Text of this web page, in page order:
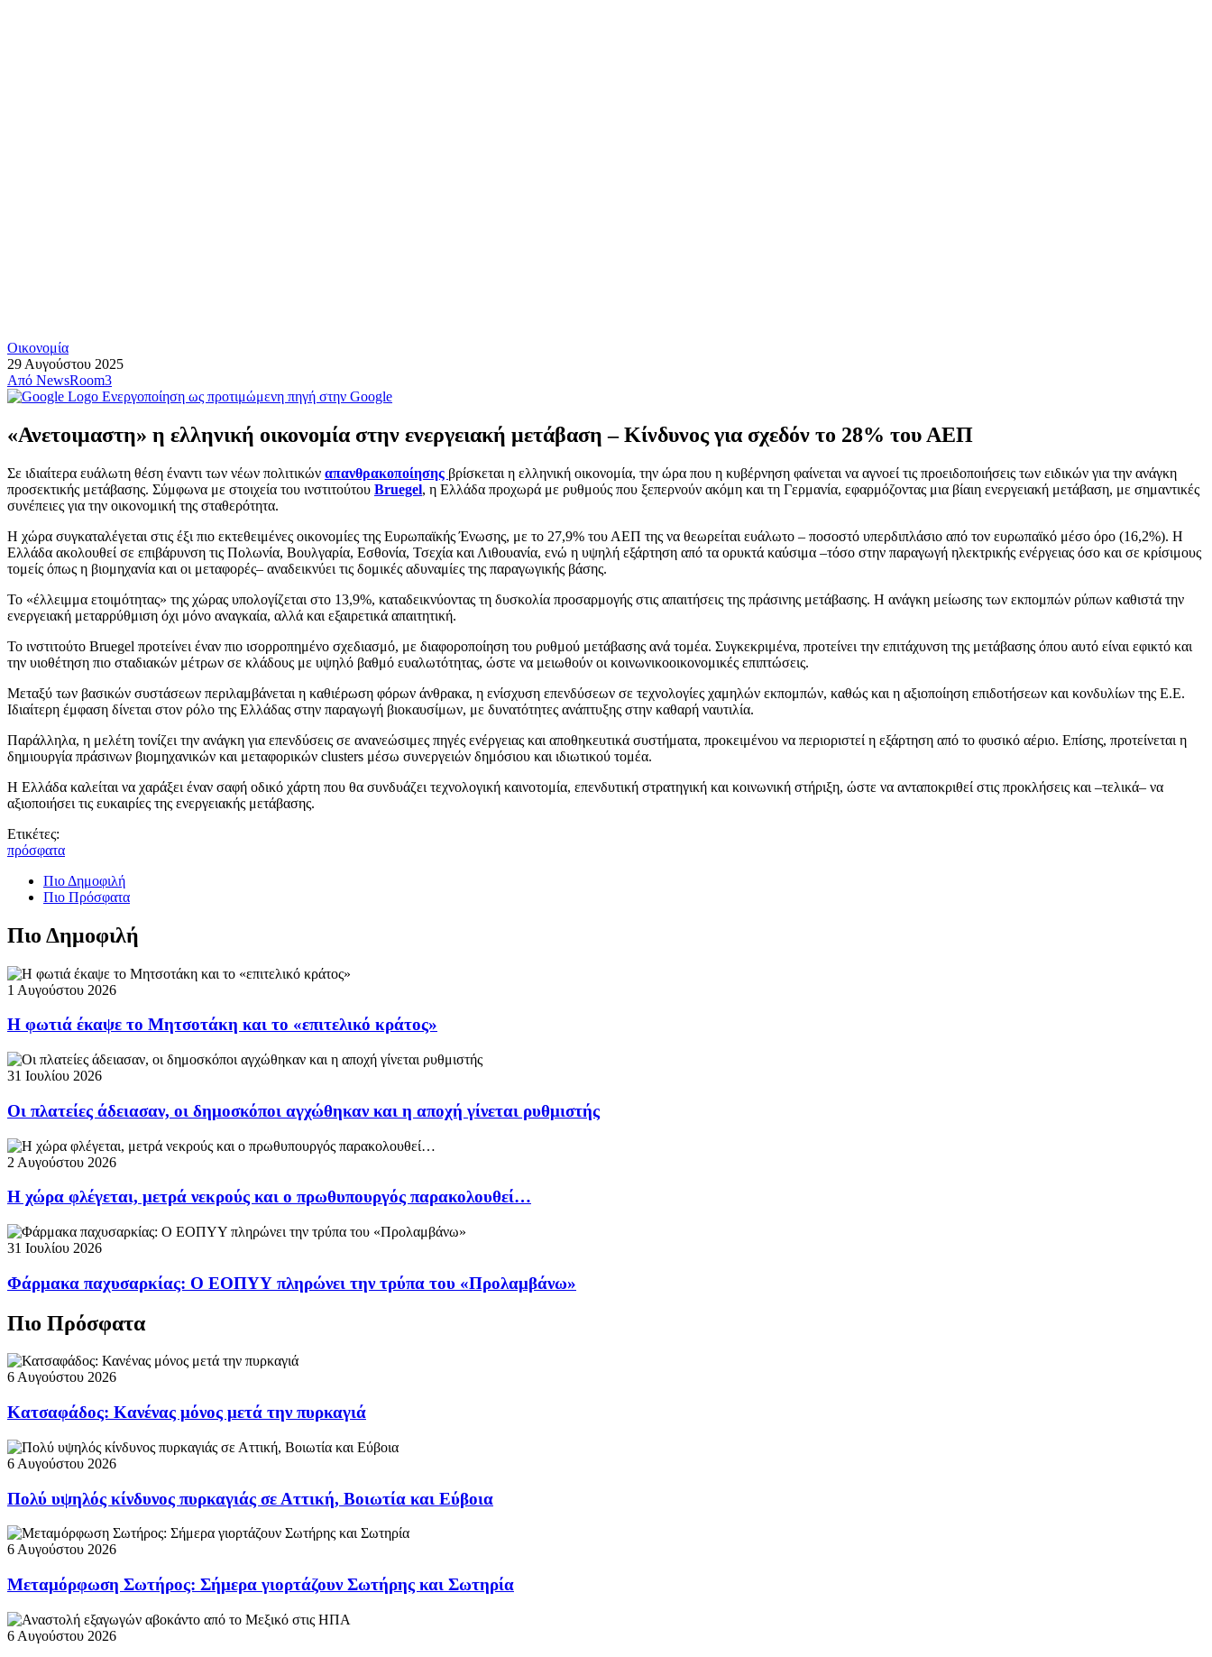
Οικονομία
29 Αυγούστου 2025
Από NewsRoom3
Ενεργοποίηση ως προτιμώμενη πηγή στην Google
«Ανετοιμαστη» η ελληνική οικονομία στην ενεργειακή μετάβαση – Κίνδυνος για σχεδόν το 28% του ΑΕΠ
Σε ιδιαίτερα ευάλωτη θέση έναντι των νέων πολιτικών απανθρακοποίησης βρίσκεται η ελληνική οικονομία, την ώρα που η κυβέρνηση φαίνεται να αγνοεί τις προειδοποιήσεις των ειδικών για την ανάγκη
προσεκτικής μετάβασης. Σύμφωνα με στοιχεία του ινστιτούτου Bruegel, η Ελλάδα προχωρά με ρυθμούς που ξεπερνούν ακόμη και τη Γερμανία, εφαρμόζοντας μια βίαιη ενεργειακή μετάβαση, με σημαντικές
συνέπειες για την οικονομική της σταθερότητα.
Η χώρα συγκαταλέγεται στις έξι πιο εκτεθειμένες οικονομίες της Ευρωπαϊκής Ένωσης, με το 27,9% του ΑΕΠ της να θεωρείται ευάλωτο – ποσοστό υπερδιπλάσιο από τον ευρωπαϊκό μέσο όρο (16,2%). Η
Ελλάδα ακολουθεί σε επιβάρυνση τις Πολωνία, Βουλγαρία, Εσθονία, Τσεχία και Λιθουανία, ενώ η υψηλή εξάρτηση από τα ορυκτά καύσιμα –τόσο στην παραγωγή ηλεκτρικής ενέργειας όσο και σε κρίσιμους
τομείς όπως η βιομηχανία και οι μεταφορές– αναδεικνύει τις δομικές αδυναμίες της παραγωγικής βάσης.
Το «έλλειμμα ετοιμότητας» της χώρας υπολογίζεται στο 13,9%, καταδεικνύοντας τη δυσκολία προσαρμογής στις απαιτήσεις της πράσινης μετάβασης. Η ανάγκη μείωσης των εκπομπών ρύπων καθιστά την
ενεργειακή μεταρρύθμιση όχι μόνο αναγκαία, αλλά και εξαιρετικά απαιτητική.
Το ινστιτούτο Bruegel προτείνει έναν πιο ισορροπημένο σχεδιασμό, με διαφοροποίηση του ρυθμού μετάβασης ανά τομέα. Συγκεκριμένα, προτείνει την επιτάχυνση της μετάβασης όπου αυτό είναι εφικτό και
την υιοθέτηση πιο σταδιακών μέτρων σε κλάδους με υψηλό βαθμό ευαλωτότητας, ώστε να μειωθούν οι κοινωνικοοικονομικές επιπτώσεις.
Μεταξύ των βασικών συστάσεων περιλαμβάνεται η καθιέρωση φόρων άνθρακα, η ενίσχυση επενδύσεων σε τεχνολογίες χαμηλών εκπομπών, καθώς και η αξιοποίηση επιδοτήσεων και κονδυλίων της Ε.Ε.
Ιδιαίτερη έμφαση δίνεται στον ρόλο της Ελλάδας στην παραγωγή βιοκαυσίμων, με δυνατότητες ανάπτυξης στην καθαρή ναυτιλία.
Παράλληλα, η μελέτη τονίζει την ανάγκη για επενδύσεις σε ανανεώσιμες πηγές ενέργειας και αποθηκευτικά συστήματα, προκειμένου να περιοριστεί η εξάρτηση από το φυσικό αέριο. Επίσης, προτείνεται η
δημιουργία πράσινων βιομηχανικών και μεταφορικών clusters μέσω συνεργειών δημόσιου και ιδιωτικού τομέα.
Η Ελλάδα καλείται να χαράξει έναν σαφή οδικό χάρτη που θα συνδυάζει τεχνολογική καινοτομία, επενδυτική στρατηγική και κοινωνική στήριξη, ώστε να ανταποκριθεί στις προκλήσεις και –τελικά– να
αξιοποιήσει τις ευκαιρίες της ενεργειακής μετάβασης.
Ετικέτες:
πρόσφατα
Πιο Δημοφιλή
Πιο Πρόσφατα
Πιο Δημοφιλή
1 Αυγούστου 2026
Η φωτιά έκαψε το Μητσοτάκη και το «επιτελικό κράτος»
31 Ιουλίου 2026
Οι πλατείες άδειασαν, οι δημοσκόποι αγχώθηκαν και η αποχή γίνεται ρυθμιστής
2 Αυγούστου 2026
Η χώρα φλέγεται, μετρά νεκρούς και ο πρωθυπουργός παρακολουθεί…
31 Ιουλίου 2026
Φάρμακα παχυσαρκίας: Ο ΕΟΠΥΥ πληρώνει την τρύπα του «Προλαμβάνω»
Πιο Πρόσφατα
6 Αυγούστου 2026
Κατσαφάδος: Κανένας μόνος μετά την πυρκαγιά
6 Αυγούστου 2026
Πολύ υψηλός κίνδυνος πυρκαγιάς σε Αττική, Βοιωτία και Εύβοια
6 Αυγούστου 2026
Μεταμόρφωση Σωτήρος: Σήμερα γιορτάζουν Σωτήρης και Σωτηρία
6 Αυγούστου 2026